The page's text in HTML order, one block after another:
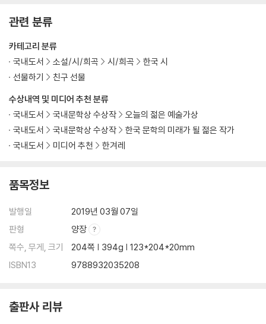
관련 분류
수상내역 및 미디어 추천 분류
국내도서
국내문학상 수상작
오늘의 젊은 예술가상
국내도서
국내문학상 수상작
한국 문학의 미래가 될 젊은 작가
국내도서
미디어 추천 한겨레
카테고리 분류
국내도서
소설/시/희곡 시/희곡
한국 시
선물하기
친구 선물
품목정보
발행일
2019년 03월 07일
판형
양장
쪽수, 무게, 크기
204쪽 | 394g | 123*204*20mm
ISBN13
9788932035208
출판사 리뷰